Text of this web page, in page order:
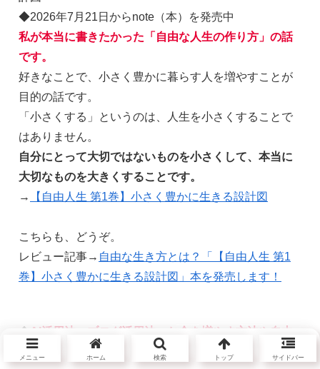
◆2026年7月21日からnote（本）を発売中
私が本当に書きたかった「自由な人生の作り方」の話
です。
好きなことで、小さく豊かに暮らす人を増やすことが
目的の話です。
「小さくする」というのは、人生を小さくすることで
はありません。
自分にとって大切ではないものを小さくして、本当に
大切なものを大きくすることです。
→
【自由人生 第1巻】小さく豊かに生きる設計図
こちらも、どうぞ。
レビュー記事→ 自由な生き方とは？「【自由人生 第1
巻】小さく豊かに生きる設計図」本を発売します！
◆ AI活用法、ブログ活用法、お金を増やす方法や自由
な生き方の思考法について学びたい人はサト愛メルマ
メニュー ホーム 検索 トップ サイドバー